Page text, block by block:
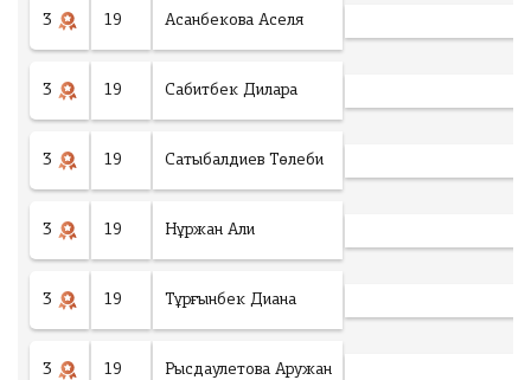
3 19 Асанбекова Аселя
3 19 Сабитбек Дилара
3 19 Сатыбалдиев Төлеби
3 19 Нұржан Али
3 19 Тұрғынбек Диана
3 19 Рысдаулетова Аружан